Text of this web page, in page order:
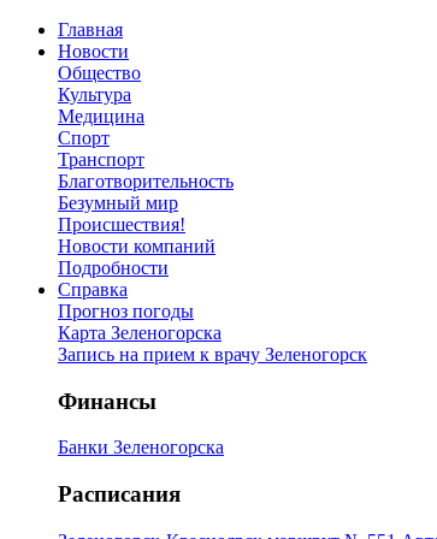
Главная
Новости
Общество
Культура
Медицина
Спорт
Транспорт
Благотворительность
Безумный мир
Происшествия!
Новости компаний
Подробности
Справка
Прогноз погоды
Карта Зеленогорска
Запись на прием к врачу Зеленогорск
Финансы
Банки Зеленогорска
Расписания